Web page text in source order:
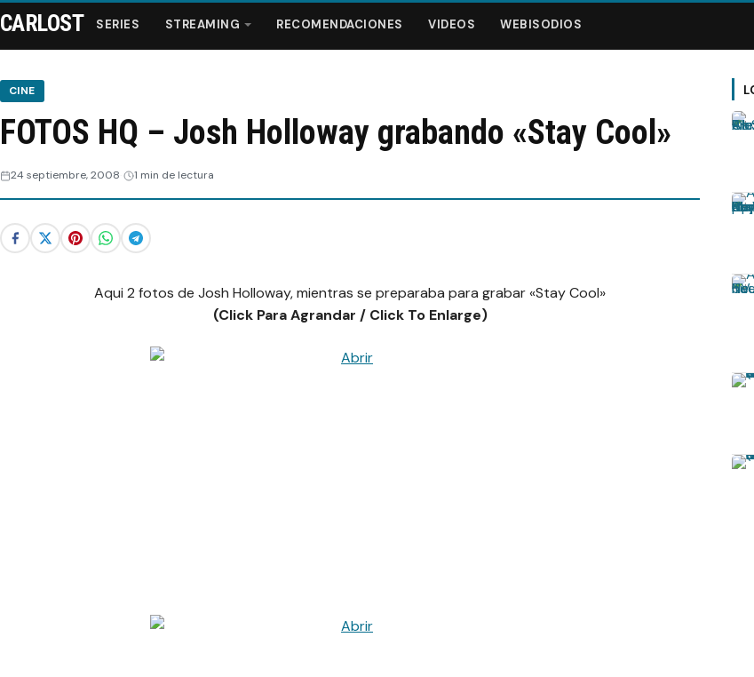
Series
Streaming
Recomendaciones
CARLOST SERIES STREAMING RECOMENDACIONES VIDEOS WEBISODIOS
CINE
FOTOS HQ – Josh Holloway grabando «Stay Cool»
24 septiembre, 2008 1 min de lectura
Aqui 2 fotos de Josh Holloway, mientras se preparaba para grabar «Stay Cool»
(Click Para Agrandar / Click To Enlarge)